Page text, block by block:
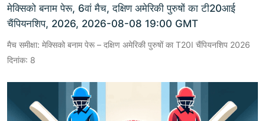
मेक्सिको बनाम पेरू, 6वां मैच, दक्षिण अमेरिकी पुरुषों का टी20आई
चैंपियनशिप, 2026, 2026-08-08 19:00 GMT
मैच समीक्षा: मेक्सिको बनाम पेरू – दक्षिण अमेरिकी पुरुषों का T20I चैंपियनशिप 2026
दिनांक: 8